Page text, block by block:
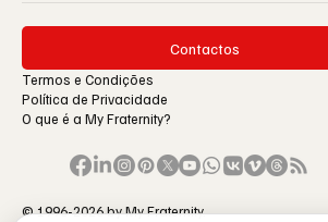
Contactos
Termos e Condições
Política de Privacidade
O que é a My Fraternity?
© 1996-2026 by My Fraternity.